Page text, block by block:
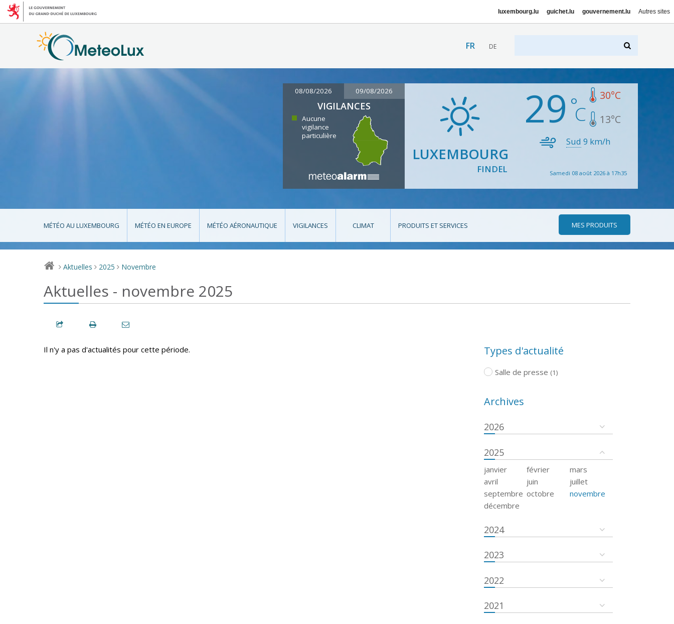
luxembourg.lu guichet.lu gouvernement.lu Autres sites
FR DE
08/08/2026 09/08/2026
VIGILANCES
Aucune
vigilance
particulière
LUXEMBOURG
FINDEL
29 30°C
13°C
Sud 9 km/h
Samedi 08 août 2026 à 17h35
MÉTÉO AU LUXEMBOURG MÉTÉO EN EUROPE MÉTÉO AÉRONAUTIQUE VIGILANCES CLIMAT PRODUITS ET SERVICES MES PRODUITS
> Aktuelles > 2025 > Novembre
Aktuelles - novembre 2025
Il n'y a pas d'actualités pour cette période. Types d'actualité
Salle de presse (1)
Archives
2026
2025
janvier février
mars
avril
juin
juillet
septembre octobre
novembre
décembre
2024
2023
2022
2021